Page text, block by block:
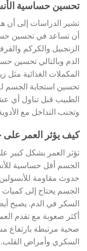
تحسين حساسية
تشير الدراسات إلى أن
أن تساعد في تحسين
الزنجبيل والكركم
الدم وبالتالي تحسين
المكملات الغذائية
تحسين استجابة الجسم
الطبيب قبل تناول أي
وتجنب التداخل مع
كيف يؤثر العمر
تؤثر العمر بشكل كبير
الجسم أقل حساسية
حدوث مقاومة
الجسم يحتاج إلى
السكر في الدم. يصبح
أكثر صعوبة مع تقدم
صحية مرتبطة
السكري وأمراض القلب.